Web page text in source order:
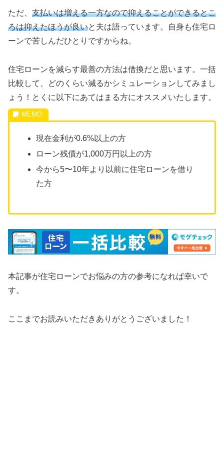
ただ、 支払いは増える一方なので抑えることができるとこ
ろは抑えたほうが良いと夫は語っています。自身も住宅ロ
ーンで苦しんだひとりですからね。
住宅ローンを減らす最善の方法は借換だと思います。一括
比較して、どのくらい減るかシミュレーションしてみまし
ょう！とくに以下にあてはまる方にオススメいたします。
現在金利が0.6%以上の方
ローン残債が1,000万円以上の方
今から5〜10年より以前に住宅ローンを借り
た方
本記事が住宅ローンでお悩みの方の参考になれば幸いで
す。
ここまでお読みいただきありがとうございました！